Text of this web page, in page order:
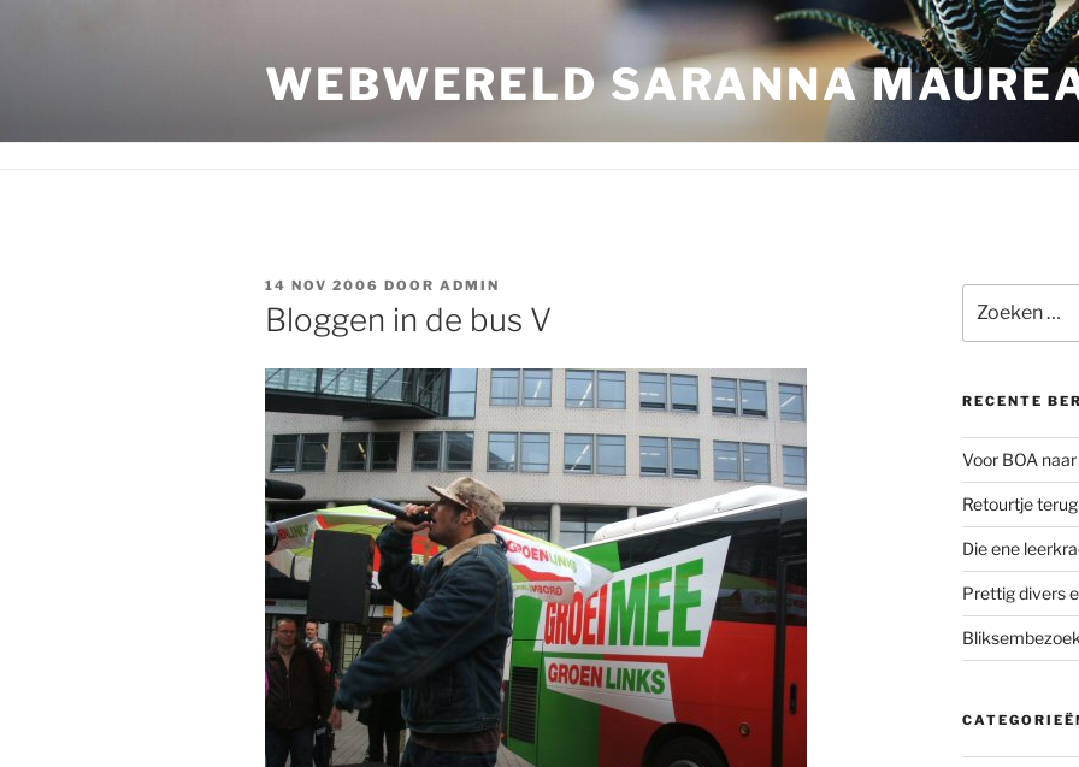
WEBWERELD SARANNA
GEPLAATST
OP
14 NOV 2006 DOOR ADMIN
Bloggen in de bus V
naar:
RECENTE
Voor BOA
Retourtje
Die ene
Prettig divers